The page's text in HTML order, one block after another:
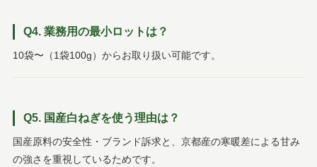
Q4. 業務用の最小ロットは？
10袋〜（1袋100g）からお取り扱い可能です。
Q5. 国産白ねぎを使う理由は？
国産原料の安全性・ブランド訴求と、京都産の寒暖差による甘み
の強さを重視しているためです。